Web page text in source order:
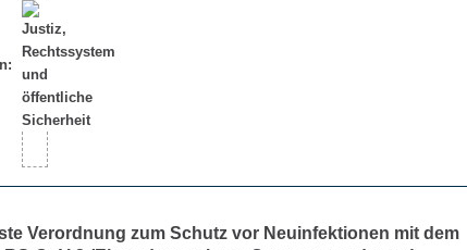
Verordnung zum Schutz vor Neuinfektionen mit dem